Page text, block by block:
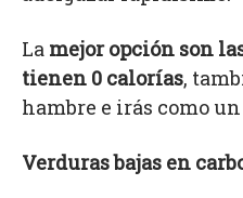
La mejor opción son
tienen 0 calorías,
hambre e irás como
Verduras bajas en